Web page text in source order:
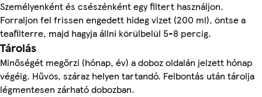
Személyenként és csészénként egy filtert használjon.
Forraljon fel frissen engedett hideg vizet (200 ml), öntse a
teafilterre, majd hagyja állni körülbelül 5-8 percig.
Tárolás
Minőségét megőrzi (hónap, év) a doboz oldalán jelzett hónap
végéig. Hűvös, száraz helyen tartandó. Felbontás után tárolja
légmentesen zárható dobozban.